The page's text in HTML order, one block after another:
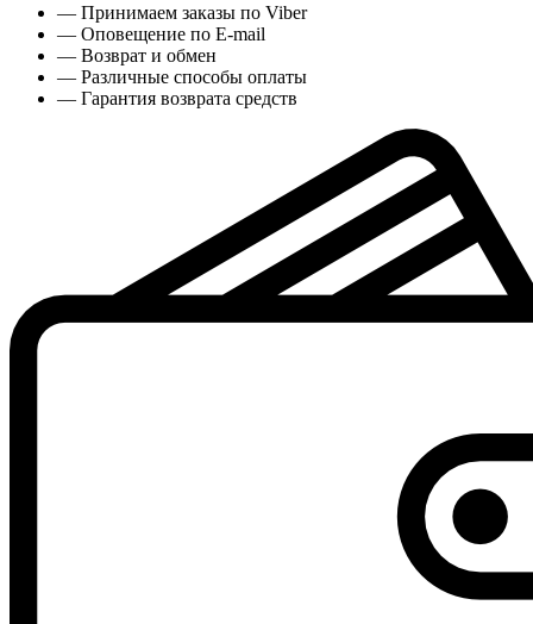
— Принимаем заказы по Viber
— Оповещение по E-mail
— Возврат и обмен
— Различные способы оплаты
— Гарантия возврата средств